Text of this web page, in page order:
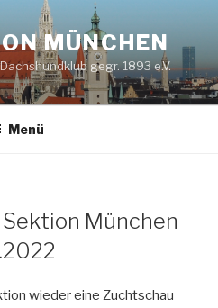
MÜNCHEN
gegr. 1893 e.V.
Menü
München
wieder eine Zuchtschau